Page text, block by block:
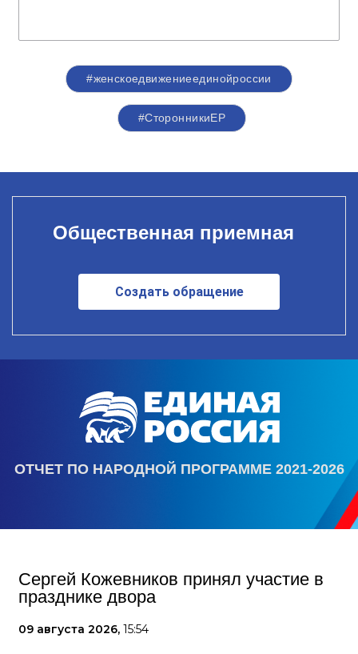
#женскоедвижениеединойроссии
#СторонникиЕР
Общественная приемная
Создать обращение
ОТЧЕТ ПО НАРОДНОЙ ПРОГРАММЕ 2021-2026
Сергей Кожевников принял участие в
празднике двора
09 августа 2026, 15:54